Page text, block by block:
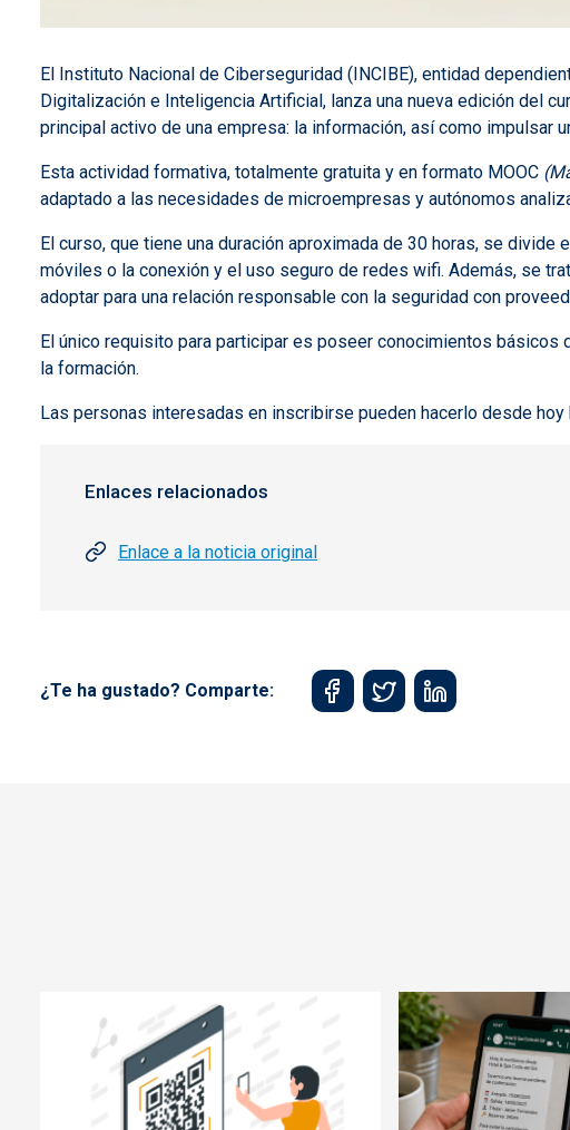
El Instituto Nacional de Ciberseguridad (INCIBE), entidad
Digitalización e Inteligencia Artificial, lanza una nueva edición del
principal activo de una empresa: la información, así como impulsar
Esta actividad formativa, totalmente gratuita y en formato MOOC
adaptado a las necesidades de microempresas y autónomos
El curso, que tiene una duración aproximada de 30 horas, se
móviles o la conexión y el uso seguro de redes wifi. Además, se
adoptar para una relación responsable con la seguridad con
El único requisito para participar es poseer conocimientos básicos
la formación.
Las personas interesadas en inscribirse pueden hacerlo desde
Enlaces relacionados
Enlace a la noticia original
¿Te ha gustado? Comparte: